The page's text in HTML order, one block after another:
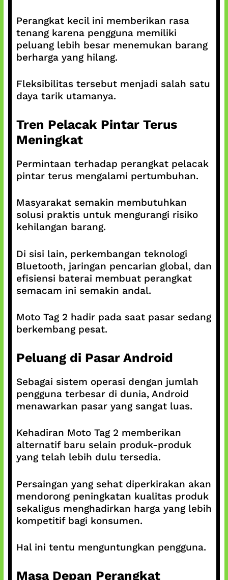
Perangkat kecil ini memberikan rasa
tenang karena pengguna memiliki
peluang lebih besar menemukan barang
berharga yang hilang.
Fleksibilitas tersebut menjadi salah satu
daya tarik utamanya.
Tren Pelacak Pintar Terus
Meningkat
Permintaan terhadap perangkat pelacak
pintar terus mengalami pertumbuhan.
Masyarakat semakin membutuhkan
solusi praktis untuk mengurangi risiko
kehilangan barang.
Di sisi lain, perkembangan teknologi
Bluetooth, jaringan pencarian global, dan
efisiensi baterai membuat perangkat
semacam ini semakin andal.
Moto Tag 2 hadir pada saat pasar sedang
berkembang pesat.
Peluang di Pasar Android
Sebagai sistem operasi dengan jumlah
pengguna terbesar di dunia, Android
menawarkan pasar yang sangat luas.
Kehadiran Moto Tag 2 memberikan
alternatif baru selain produk-produk
yang telah lebih dulu tersedia.
Persaingan yang sehat diperkirakan akan
mendorong peningkatan kualitas produk
sekaligus menghadirkan harga yang lebih
kompetitif bagi konsumen.
Hal ini tentu menguntungkan pengguna.
Masa Depan Perangkat